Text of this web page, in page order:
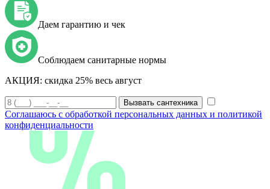
Даем гарантию и чек
Соблюдаем санитарные нормы
АКЦИЯ: скидка 25% весь август
Вызвать сантехника
Соглашаюсь с обработкой персональных данных и политикой
конфиденциальности